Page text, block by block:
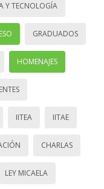
Y TECNOLOGÍA
GRADUADOS
HOMENAJES
IITEA IITAE
CHARLAS
LEY MICAELA